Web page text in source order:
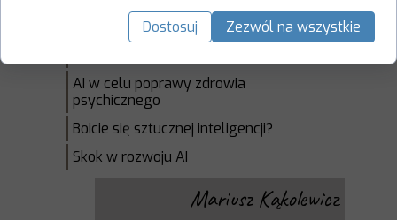
Europa i geopolityka AGI
3 publikacje c.f.g. - Centrum dla
AI w celu poprawy zdrowia
psychicznego
Boicie się sztucznej inteligencji?
Skok w rozwoju AI
Mariusz Kąkolewicz
Dostosuj Zezwól na wszystkie